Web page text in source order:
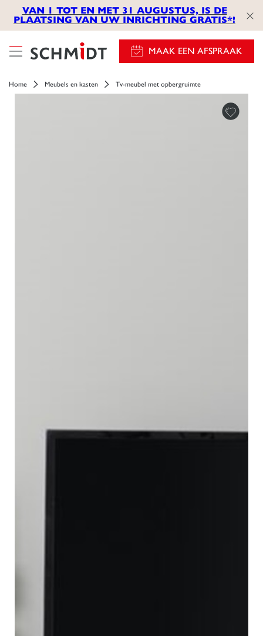
VAN 1 TOT EN MET 31 AUGUSTUS, IS DE
PLAATSING VAN UW INRICHTING GRATIS*!
MAAK EEN AFSPRAAK
Home Meubels en kasten Tv-meubel met opbergruimte